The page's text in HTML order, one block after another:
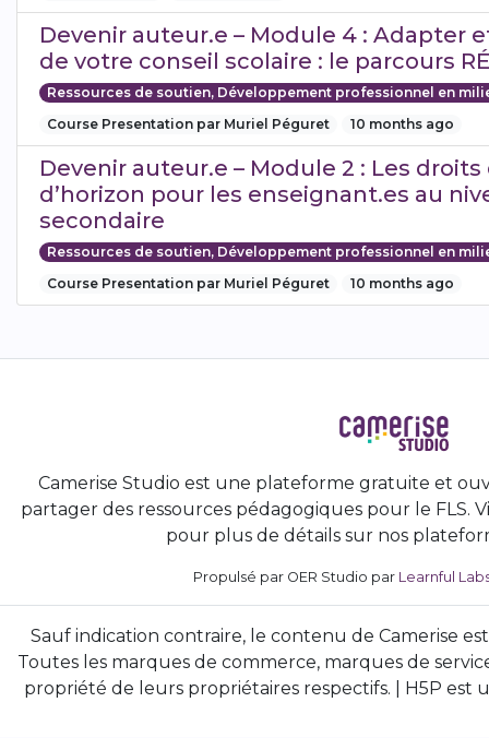
Devenir auteur.e – Module 4 : Adapter
de votre conseil scolaire : le parcours
Ressources de soutien, Développement professionnel en
Course Presentation par Muriel Péguret
10 months ago
Devenir auteur.e – Module 2 : Les
d’horizon pour les enseignant.es au
secondaire
Ressources de soutien, Développement professionnel en
Course Presentation par Muriel Péguret
10 months ago
Camerise Studio est une plateforme gratuite et
partager des ressources pédagogiques pour le FLS.
pour plus de détails sur nos
Propulsé par OER Studio par Learnful
Sauf indication contraire, le contenu de Camerise est
Toutes les marques de commerce, marques de
propriété de leurs propriétaires respectifs. | H5P est